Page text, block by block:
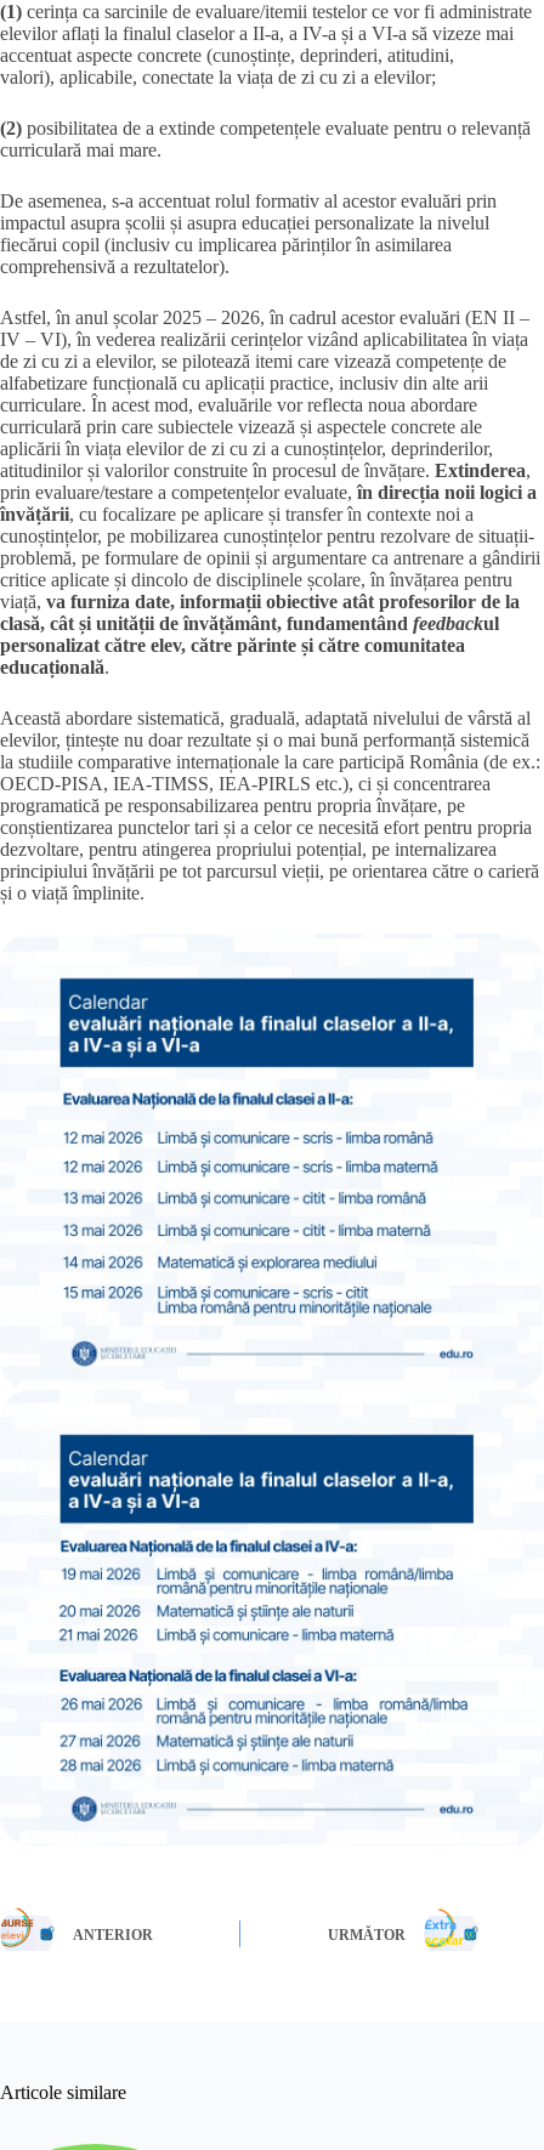
(1) cerința ca sarcinile de evaluare/itemii testelor ce vor fi administrate
elevilor aflați la finalul claselor a II-a, a IV-a și a VI-a să vizeze mai
accentuat aspecte concrete (cunoștințe, deprinderi, atitudini,
valori), aplicabile, conectate la viața de zi cu zi a elevilor;
(2) posibilitatea de a extinde competențele evaluate pentru o relevanță
curriculară mai mare.
De asemenea, s-a accentuat rolul formativ al acestor evaluări prin
impactul asupra școlii și asupra educației personalizate la nivelul
fiecărui copil (inclusiv cu implicarea părinților în asimilarea
comprehensivă a rezultatelor).
Astfel, în anul școlar 2025 – 2026, în cadrul acestor evaluări (EN II –
IV – VI), în vederea realizării cerințelor vizând aplicabilitatea în viața
de zi cu zi a elevilor, se pilotează itemi care vizează competențe de
alfabetizare funcțională cu aplicații practice, inclusiv din alte arii
curriculare. În acest mod, evaluările vor reflecta noua abordare
curriculară prin care subiectele vizează și aspectele concrete ale
aplicării în viața elevilor de zi cu zi a cunoștințelor, deprinderilor,
atitudinilor și valorilor construite în procesul de învățare. Extinderea,
prin evaluare/testare a competențelor evaluate, în direcția noii logici a
învățării, cu focalizare pe aplicare și transfer în contexte noi a
cunoștințelor, pe mobilizarea cunoștințelor pentru rezolvare de situații-
problemă, pe formulare de opinii și argumentare ca antrenare a gândirii
critice aplicate și dincolo de disciplinele școlare, în învățarea pentru
viață, va furniza date, informații obiective atât profesorilor de la
clasă, cât și unității de învățământ, fundamentând feedbackul
personalizat către elev, către părinte și către comunitatea
educațională.
Această abordare sistematică, graduală, adaptată nivelului de vârstă al
elevilor, țintește nu doar rezultate și o mai bună performanță sistemică
la studiile comparative internaționale la care participă România (de ex.:
OECD-PISA, IEA-TIMSS, IEA-PIRLS etc.), ci și concentrarea
programatică pe responsabilizarea pentru propria învățare, pe
conștientizarea punctelor tari și a celor ce necesită efort pentru propria
dezvoltare, pentru atingerea propriului potențial, pe internalizarea
principiului învățării pe tot parcursul vieții, pe orientarea către o carieră
și o viață împlinite.
ANTERIOR URMĂTOR
Articole similare